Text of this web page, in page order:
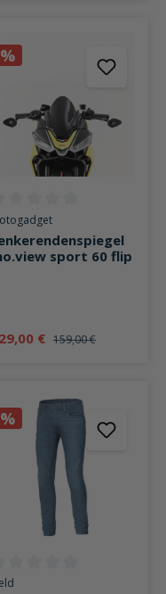
5 Sternen Bewertung
sport 60 flip
€ 159,00 €
5 Sternen Bewertung